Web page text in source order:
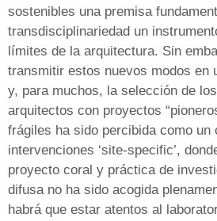
sostenibles una premisa
transdisciplinariedad un
límites de la arquitectura. Sin
transmitir estos nuevos modos en
y, para muchos, la selección de
arquitectos con proyectos
frágiles ha sido percibida como un
intervenciones ‘site-specific’,
proyecto coral y práctica de
difusa no ha sido acogida
habrá que estar atentos al